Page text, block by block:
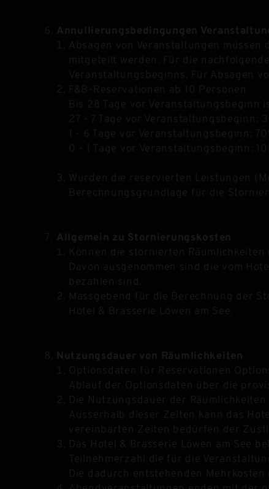
Annullierungsbedingungen
Absagen von Veranstaltungen
mitgeteilt werden. Für die
Veranstaltungsbeginns. Für Absagen
F&B-Reservationen ab 10 Personen
Bis 28 Tage vor
27 - 7 Tage vor Veranstaltungsbeginn:
1 - 6 Tage vor Veranstaltungsbeginn:
0 - 1 Tage vor Veranstaltungsbeginn:
Wurden die reservierten Leistungen
Berechnungsgrundlage für die
Allgemein zu Stornierungskosten
Können die stornierten
Davon ausgenommen sind die vom
bezahlen sind.
Massgebend für die Berechnung der
Hotel & Brasserie Löwen am See.
Nutzungsdauer von Räumlichkeiten
Optionsdaten für Reservationen
Ablauf der Optionsdaten über die
Die Nutzungsdauer der
Ausserhalb dieser Zeiten kann das
vereinbarten Zeiten bedürfen der
Das Hotel & Brasserie Löwen am See
Teilnehmerzahl die für die
Die dadurch entstehenden Mehrkosten